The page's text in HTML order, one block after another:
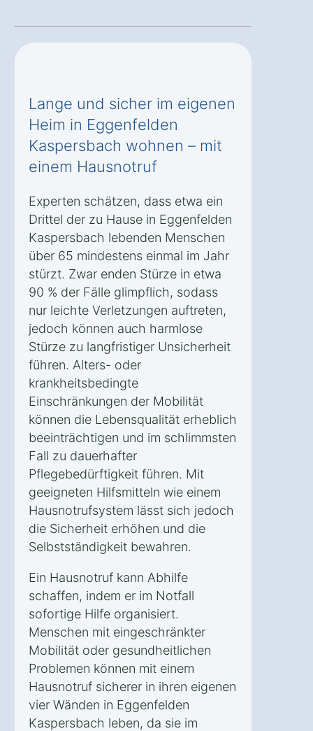
Lange und sicher im eigenen
Heim in Eggenfelden
Kaspersbach wohnen – mit
einem Hausnotruf
Experten schätzen, dass etwa ein
Drittel der zu Hause in Eggenfelden
Kaspersbach lebenden Menschen
über 65 mindestens einmal im Jahr
stürzt. Zwar enden Stürze in etwa
90 % der Fälle glimpflich, sodass
nur leichte Verletzungen auftreten,
jedoch können auch harmlose
Stürze zu langfristiger Unsicherheit
führen. Alters- oder
krankheitsbedingte
Einschränkungen der Mobilität
können die Lebensqualität erheblich
beeinträchtigen und im schlimmsten
Fall zu dauerhafter
Pflegebedürftigkeit führen. Mit
geeigneten Hilfsmitteln wie einem
Hausnotrufsystem lässt sich jedoch
die Sicherheit erhöhen und die
Selbstständigkeit bewahren.
Ein Hausnotruf kann Abhilfe
schaffen, indem er im Notfall
sofortige Hilfe organisiert.
Menschen mit eingeschränkter
Mobilität oder gesundheitlichen
Problemen können mit einem
Hausnotruf sicherer in ihren eigenen
vier Wänden in Eggenfelden
Kaspersbach leben, da sie im